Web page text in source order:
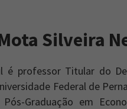
Silveira
é professor Titular do
Federal de
Graduação em